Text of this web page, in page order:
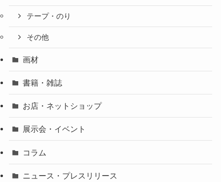
テープ・のり
その他
画材
書籍・雑誌
お店・ネットショップ
展示会・イベント
コラム
ニュース・プレスリリース